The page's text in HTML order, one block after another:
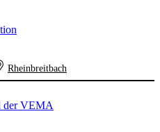
Rheinbreitbach